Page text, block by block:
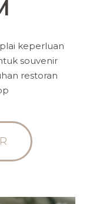
keperluan
souvenir
restoran